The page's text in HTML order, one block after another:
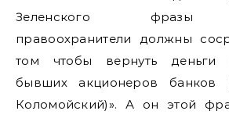
Зеленского фразы
правоохранители должны
том чтобы вернуть деньги
бывших акционеров банков
Коломойский)». А он этой